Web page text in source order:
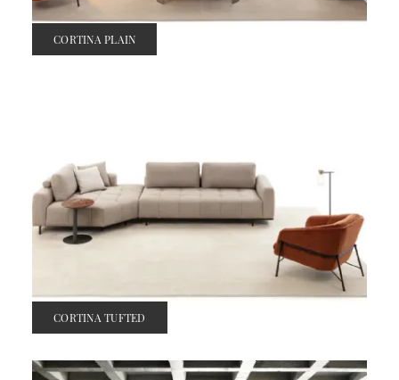
CORTINA PLAIN
CORTINA TUFTED